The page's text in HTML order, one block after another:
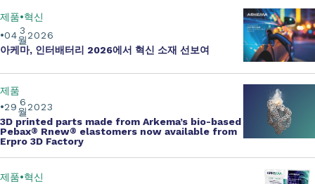
3
월
04 2026
제품 혁신
아케마, 인터배터리 2026에서 혁신 소재 선보여
6
월
29 2023
제품
3D printed parts made from Arkema’s bio-based
Pebax® Rnew® elastomers now available from
Erpro 3D Factory
제품 혁신